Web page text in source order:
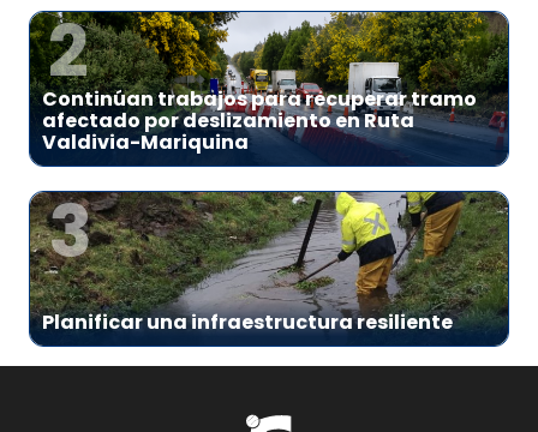
2
Continúan trabajos para recuperar tramo
afectado por deslizamiento en Ruta
Valdivia-Mariquina
3
Planificar una infraestructura resiliente